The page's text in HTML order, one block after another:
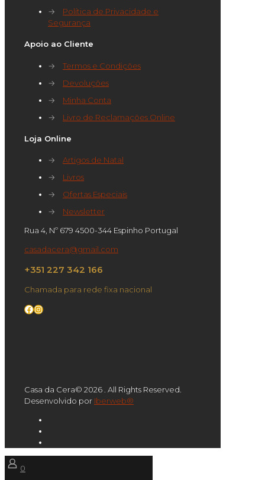
→
Política de Privacidade e
Segurança
Apoio ao Cliente
→
Termos e Condições
→
Devoluções
→
Minha Conta
→
Livro de Reclamações Online
Loja Online
→
Artigos de Natal
→
Livros
→
Ofertas Especiais
→
Newsletter
Rua 4, Nº 679 4500-344 Espinho Portugal
casadacera@gmail.com
+351 227 342 166
Chamada para rede fixa nacional
Facebook
Instagram
Casa da Cera© 2026 . All Rights Reserved.
Desenvolvido por Iberweb®
0